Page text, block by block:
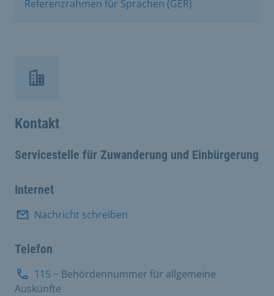
Referenzrahmen für Sprachen (GER)
Kontakt
Servicestelle für Zuwanderung und Einbürgerung
Internet
Nachricht schreiben
Telefon
115 − Behördennummer für allgemeine
Auskünfte